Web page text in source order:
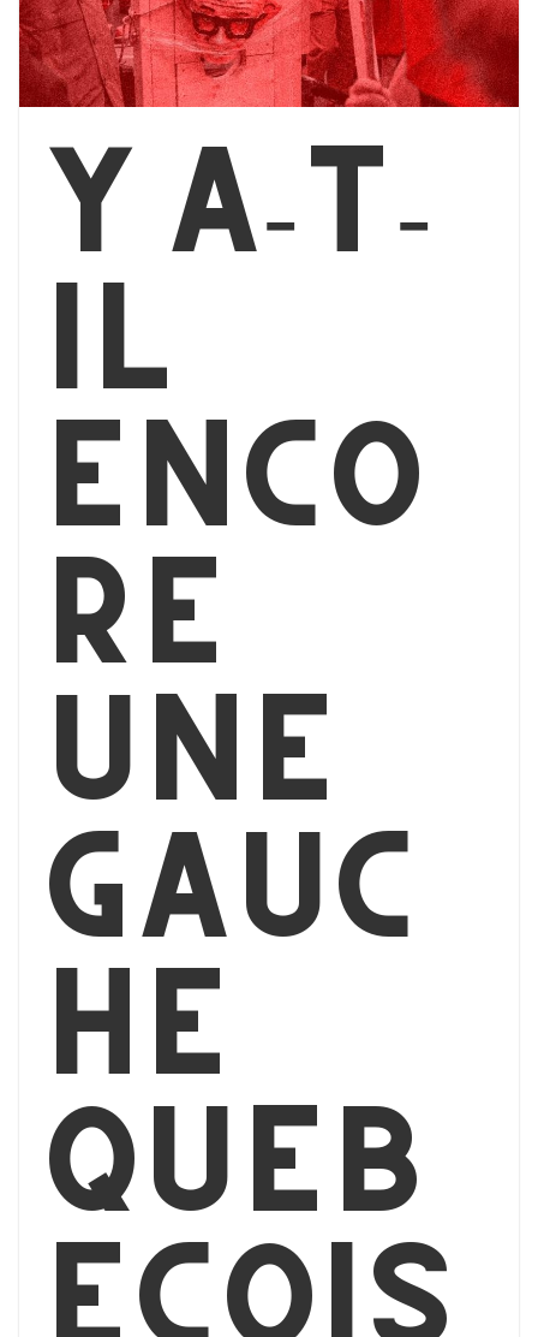
Y a-t-
il
enco
re
une
gauc
he
québ
écois